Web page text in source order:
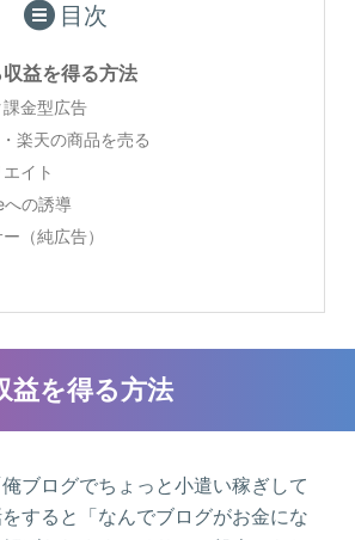
目次
益を得る方法
金型広告
楽天の商品を売る
イト
の誘導
（純広告）
益を得る方法
ブログでちょっと小遣い稼ぎして
すると「なんでブログがお金にな